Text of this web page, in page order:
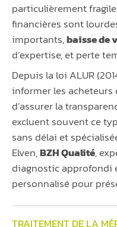
particulièrement
financières sont
importants,baisse de
d’expertise, et perte
Depuis la loi ALUR
informer les acheteurs
d’assurer la
excluent souvent ce
sans délai et
Elven,BZH Qualité,
diagnostic approfondi
personnalisé pour
TRAITEMENT DE LA